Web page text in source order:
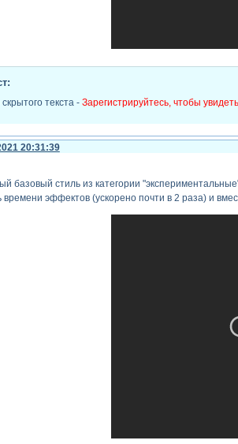
текста - Зарегистрируйтесь, чтобы
20:31:39
базовый стиль из категории
времени эффектов (ускорено почти в 2 раза) и